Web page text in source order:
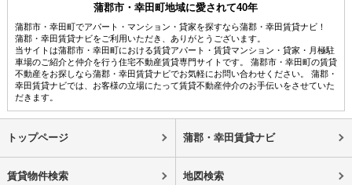
蒲郡市・幸田町地域に愛されて40年
蒲郡市・幸田町でアパート・マンション・貸家を探すなら蒲郡・幸田賃貸ナビ！
蒲郡・幸田賃貸ナビをご利用いただき、ありがとうございます。
当サイトは蒲郡市・幸田町における賃貸アパート・賃貸マンション・貸家・月極駐
車場のご紹介と仲介を行う住宅不動産賃貸専門サイトです。 蒲郡市・幸田町の賃貸
不動産をお探しなら蒲郡・幸田賃貸ナビでお気軽にお問い合わせください。 蒲郡・
幸田賃貸ナビでは、お客様の立場にたって賃貸不動産仲介のお手伝いをさせていた
だきます。
トップページ 蒲郡・幸田賃貸ナビ
賃貸物件検索 地図検索